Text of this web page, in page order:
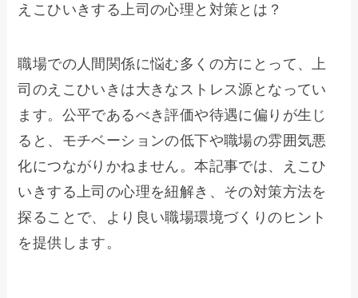
えこひいきする上司の心理と対策とは？
職場での人間関係に悩む多くの方にとって、上
司のえこひいきは大きなストレス源となってい
ます。公平であるべき評価や待遇に偏りが生じ
ると、モチベーションの低下や職場の雰囲気悪
化につながりかねません。本記事では、えこひ
いきする上司の心理を紐解き、その対策方法を
探ることで、より良い職場環境づくりのヒント
を提供します。